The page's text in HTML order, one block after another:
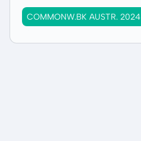
COMMONW.BK AUSTR. 2024